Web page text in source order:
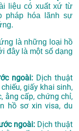
liệu có xuất xứ từ
pháp hóa lãnh sự
là những loại hồ
đây là một số dạng
ngoài: Dịch thuật
giấy khai sinh,
ằng cấp, chứng chỉ,
hồ sơ xin visa, du
ngoài:Dịch thuật